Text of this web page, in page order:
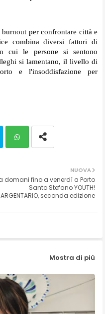
per confrontare città e
combina diversi fattori di
cui le persone si sentono
si lamentano, il livello di
e l'insoddisfazione per
ats
NUOVA
domani fino a venerdì a Porto
Santo Stefano YOUTH!
ARGENTARIO, seconda edizione
Mostra di più